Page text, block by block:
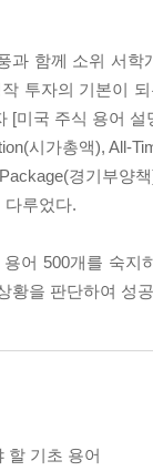
과 함께 소위 서
투자의 기본이
[미국 주식 용어 설
시가총액), All-
경기부양
다루었다.
어 500개를 숙
황을 판단하여 성
할 기초 용어